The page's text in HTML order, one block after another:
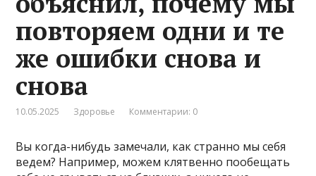
повторяем одни и те
же ошибки снова и
снова
10.05.2025 Здоровье Комментарии: 0
Вы когда-нибудь замечали, как странно мы себя
ведем? Например, можем клятвенно пообещать